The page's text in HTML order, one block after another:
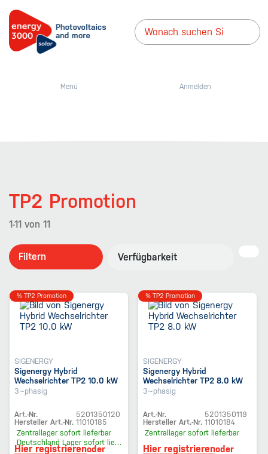
Menü Anmelden
TP2 Promotion
1-11 von 11
Filtern Verfügbarkeit
% TP2 Promotion
SIGENERGY
Sigenergy Hybrid
Wechselrichter TP2 10.0 kW
3~phasig
Art.-Nr.
5201350120
Hersteller Art.-Nr. 11010185
Zentrallager sofort lieferbar
Deutschland Lager sofort lieferbar
Hier registrierenoder
% TP2 Promotion
SIGENERGY
Sigenergy Hybrid
Wechselrichter TP2 8.0 kW
3~phasig
Art.-Nr.
5201350119
Hersteller Art.-Nr. 11010184
Zentrallager sofort lieferbar
Hier registrierenoder